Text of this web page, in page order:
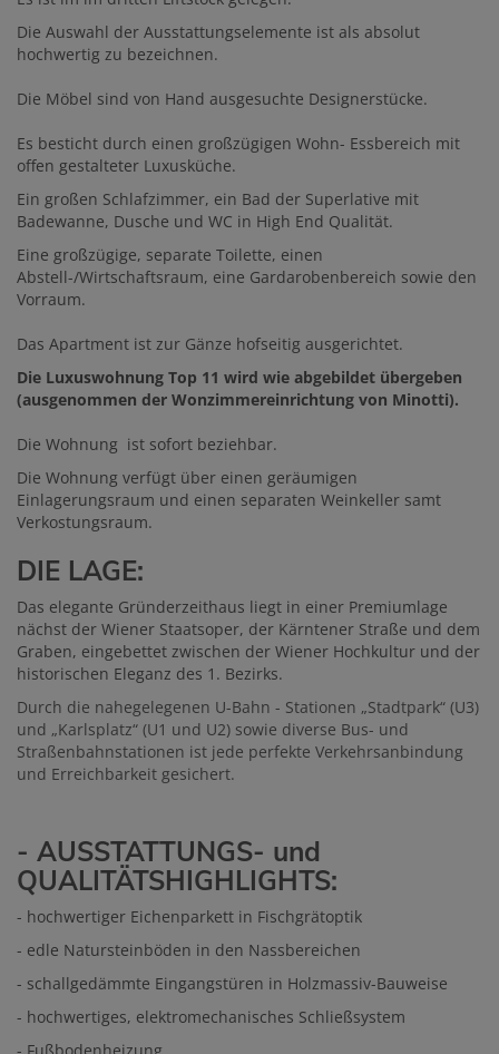
Die Auswahl der Ausstattungselemente ist als absolut
hochwertig zu bezeichnen.
Die Möbel sind von Hand ausgesuchte Designerstücke.
Es besticht durch einen großzügigen Wohn- Essbereich mit
offen gestalteter Luxusküche.
Ein großen Schlafzimmer, ein Bad der Superlative mit
Badewanne, Dusche und WC in High End Qualität.
Eine großzügige, separate Toilette, einen
Abstell-/Wirtschaftsraum, eine Gardarobenbereich sowie den
Vorraum.
Das Apartment ist zur Gänze hofseitig ausgerichtet.
Die Luxuswohnung Top 11 wird wie abgebildet übergeben
(ausgenommen der Wonzimmereinrichtung von Minotti).
Die Wohnung ist sofort beziehbar.
Die Wohnung verfügt über einen geräumigen
Einlagerungsraum und einen separaten Weinkeller samt
Verkostungsraum.
DIE LAGE:
Das elegante Gründerzeithaus liegt in einer Premiumlage
nächst der Wiener Staatsoper, der Kärntener Straße und dem
Graben, eingebettet zwischen der Wiener Hochkultur und der
historischen Eleganz des 1. Bezirks.
Durch die nahegelegenen U-Bahn - Stationen „Stadtpark“ (U3)
und „Karlsplatz“ (U1 und U2) sowie diverse Bus- und
Straßenbahnstationen ist jede perfekte Verkehrsanbindung
und Erreichbarkeit gesichert.
- AUSSTATTUNGS- und
QUALITÄTSHIGHLIGHTS:
- hochwertiger Eichenparkett in Fischgrätoptik
- edle Natursteinböden in den Nassbereichen
- schallgedämmte Eingangstüren in Holzmassiv-Bauweise
- hochwertiges, elektromechanisches Schließsystem